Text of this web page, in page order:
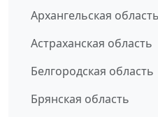
Архангельская область
Астраханская область
Белгородская область
Брянская область